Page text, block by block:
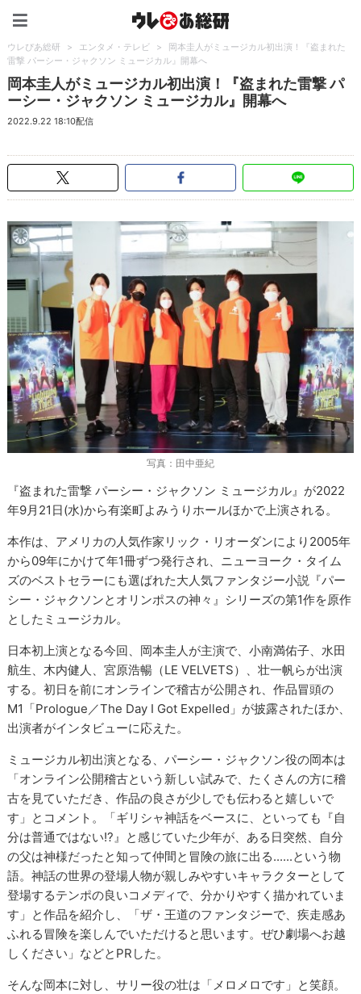
ウレぴあ総研 > エンタメ・テレビ >
岡本圭人がミュージカル初出演！『盗まれた
雷撃 パーシー・ジャクソン ミュージカル』開幕へ
岡本圭人がミュージカル初出演！『盗まれた雷撃 パ
ーシー・ジャクソン ミュージカル』開幕へ
2022.9.22 18:10配信
写真：田中亜紀
『盗まれた雷撃 パーシー・ジャクソン ミュージカル』が2022
年9月21日(水)から有楽町よみうりホールほかで上演される。
本作は、アメリカの人気作家リック・リオーダンにより2005年
から09年にかけて年1冊ずつ発行され、ニューヨーク・タイム
ズのベストセラーにも選ばれた大人気ファンタジー小説『パー
シー・ジャクソンとオリンポスの神々』シリーズの第1作を原作
としたミュージカル。
日本初上演となる今回、岡本圭人が主演で、小南満佑子、水田
航生、木内健人、宮原浩暢（LE VELVETS）、壮一帆らが出演
する。初日を前にオンラインで稽古が公開され、作品冒頭の
M1「Prologue／The Day I Got Expelled」が披露されたほか、
出演者がインタビューに応えた。
ミュージカル初出演となる、パーシー・ジャクソン役の岡本は
「オンライン公開稽古という新しい試みで、たくさんの方に稽
古を見ていただき、作品の良さが少しでも伝わると嬉しいで
す」とコメント。「ギリシャ神話をベースに、といっても『自
分は普通ではない!?』と感じていた少年が、ある日突然、自分
の父は神様だったと知って仲間と冒険の旅に出る......という物
語。神話の世界の登場人物が親しみやすいキャラクターとして
登場するテンポの良いコメディで、分かりやすく描かれていま
す」と作品を紹介し、「ザ・王道のファンタジーで、疾走感あ
ふれる冒険を楽しんでいただけると思います。ぜひ劇場へお越
しください」などとPRした。
そんな岡本に対し、サリー役の壮は「メロメロです」と笑顔。